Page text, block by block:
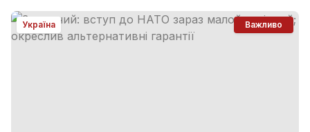
Україна Важливо